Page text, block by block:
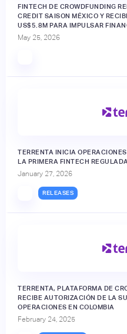
FINTECH DE CROWDFUNDING
CREDIT SAISON MÉXICO Y
US$5.8M PARA IMPULSAR
May 25, 2026
TERRENTA INICIA
LA PRIMERA FINTECH
January 27, 2026
RELEASES
TERRENTA, PLATAFORMA DE
RECIBE AUTORIZACIÓN DE LA
OPERACIONES EN COLOMBIA
February 24, 2025